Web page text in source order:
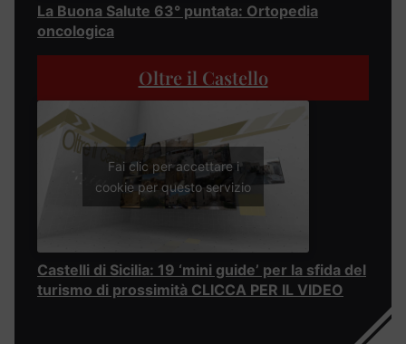
La Buona Salute 63° puntata: Ortopedia
oncologica
Oltre il Castello
Fai clic per accettare i
cookie per questo servizio
Castelli di Sicilia: 19 ‘mini guide’ per la sfida del
turismo di prossimità CLICCA PER IL VIDEO